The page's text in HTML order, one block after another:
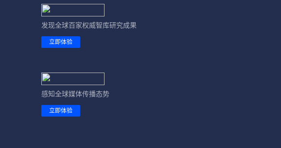
发现全球百家权威智库研究成果
立即体验
感知全球媒体传播态势
立即体验